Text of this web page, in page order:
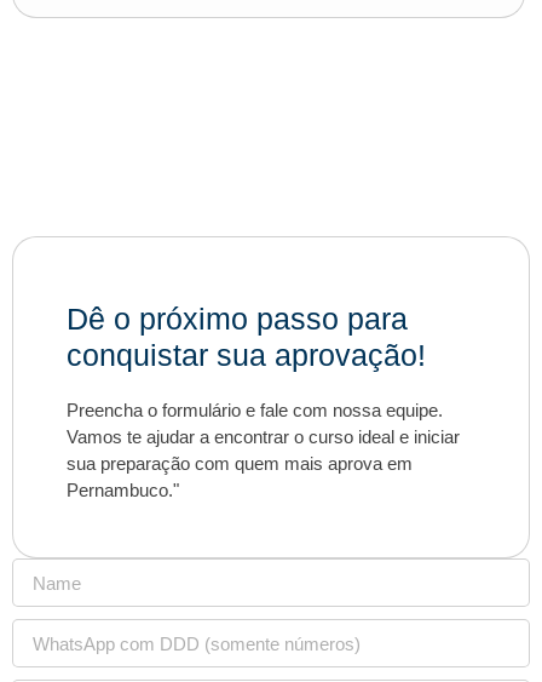
Dê o próximo passo para
conquistar sua aprovação!
Preencha o formulário e fale com nossa equipe.
Vamos te ajudar a encontrar o curso ideal e iniciar
sua preparação com quem mais aprova em
Pernambuco."